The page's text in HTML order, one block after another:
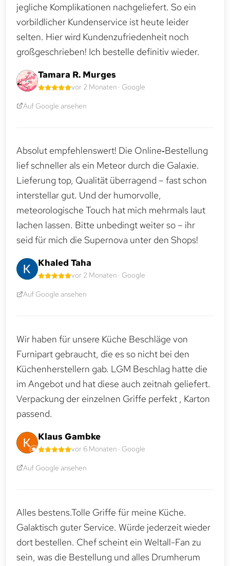
jegliche Komplikationen nachgeliefert. So ein
vorbildlicher Kundenservice ist heute leider
selten. Hier wird Kundenzufriedenheit noch
großgeschrieben! Ich bestelle definitiv wieder.
Tamara R. Murges
vor 2 Monaten · Google
Auf Google ansehen
Absolut empfehlenswert! Die Online‑Bestellung
lief schneller als ein Meteor durch die Galaxie.
Lieferung top, Qualität überragend – fast schon
interstellar gut. Und der humorvolle,
meteorologische Touch hat mich mehrmals laut
lachen lassen. Bitte unbedingt weiter so – ihr
seid für mich die Supernova unter den Shops!
Khaled Taha
vor 2 Monaten · Google
Auf Google ansehen
Wir haben für unsere Küche Beschläge von
Furnipart gebraucht, die es so nicht bei den
Küchenherstellern gab. LGM Beschlag hatte die
im Angebot und hat diese auch zeitnah geliefert.
Verpackung der einzelnen Griffe perfekt , Karton
passend.
Klaus Gambke
vor 6 Monaten · Google
Auf Google ansehen
Alles bestens.Tolle Griffe für meine Küche.
Galaktisch guter Service. Würde jederzeit wieder
dort bestellen. Chef scheint ein Weltall-Fan zu
sein, was die Bestellung und alles Drumherum